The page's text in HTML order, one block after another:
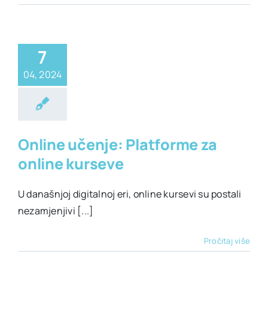
7
04, 2024
Online učenje: Platforme za
online kurseve
U današnjoj digitalnoj eri, online kursevi su postali
nezamjenjivi [...]
Pročitaj više